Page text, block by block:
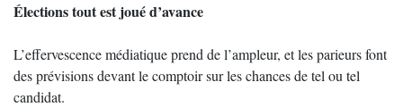
Élections tout est joué d’avance
L’effervescence médiatique prend de l’ampleur, et les parieurs font
des prévisions devant le comptoir sur les chances de tel ou tel
candidat.